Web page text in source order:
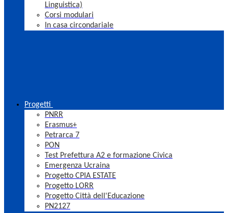
Linguistica)
Corsi modulari
In casa circondariale
Progetti
PNRR
Erasmus+
Petrarca 7
PON
Test Prefettura A2 e formazione Civica
Emergenza Ucraina
Progetto CPIA ESTATE
Progetto LORR
Progetto Città dell'Educazione
PN2127